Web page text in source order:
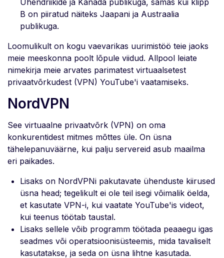
Ühendriikide ja Kanada publikuga, samas kui klipp
B on piiratud näiteks Jaapani ja Austraalia
publikuga.
Loomulikult on kogu vaevarikas uurimistöö teie jaoks
meie meeskonna poolt lõpule viidud. Allpool leiate
nimekirja meie arvates parimatest virtuaalsetest
privaatvõrkudest (VPN) YouTube'i vaatamiseks.
NordVPN
See virtuaalne privaatvõrk (VPN) on oma
konkurentidest mitmes mõttes üle. On üsna
tähelepanuväärne, kui palju servereid asub maailma
eri paikades.
Lisaks on NordVPNi pakutavate ühenduste kiirused
üsna head; tegelikult ei ole teil isegi võimalik öelda,
et kasutate VPN-i, kui vaatate YouTube'is videot,
kui teenus töötab taustal.
Lisaks sellele võib programm töötada peaaegu igas
seadmes või operatsioonisüsteemis, mida tavaliselt
kasutatakse, ja seda on üsna lihtne kasutada.